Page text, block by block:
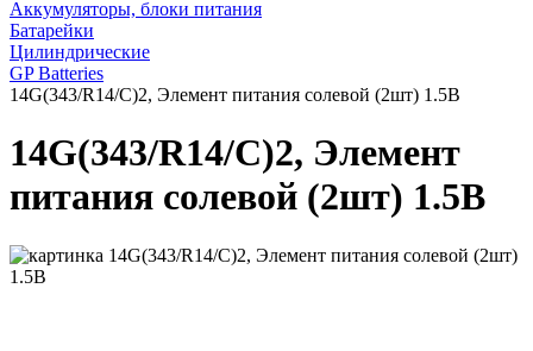
Аккумуляторы, блоки питания
Батарейки
Цилиндрические
GP Batteries
14G(343/R14/C)2, Элемент питания солевой (2шт) 1.5В
14G(343/R14/C)2, Элемент
питания солевой (2шт) 1.5В